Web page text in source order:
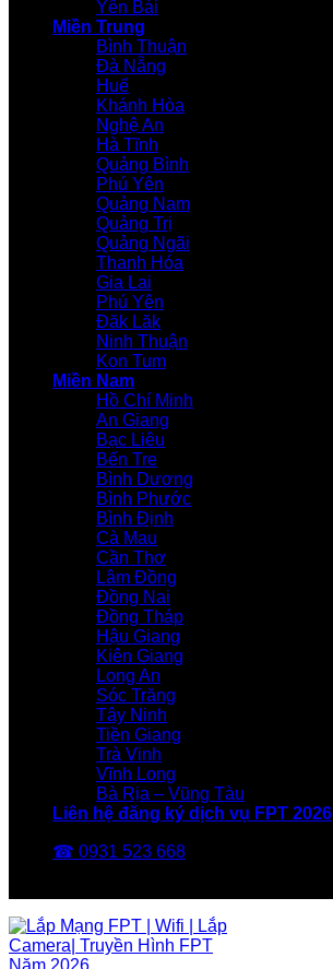
Yên Bái
Miền Trung
Bình Thuận
Đà Nẵng
Huế
Khánh Hòa
Nghệ An
Hà Tĩnh
Quảng Bình
Phú Yên
Quảng Nam
Quảng Trị
Quảng Ngãi
Thanh Hóa
Gia Lai
Phú Yên
Đăk Lăk
Ninh Thuận
Kon Tum
Miền Nam
Hồ Chí Minh
An Giang
Bạc Liêu
Bến Tre
Bình Dương
Bình Phước
Bình Định
Cà Mau
Cần Thơ
Lâm Đồng
Đồng Nai
Đồng Tháp
Hậu Giang
Kiên Giang
Long An
Sóc Trăng
Tây Ninh
Tiền Giang
Trà Vinh
Vĩnh Long
Bà Rịa – Vũng Tàu
Liên hệ đăng ký dịch vụ FPT 2026
☎ 0931 523 668